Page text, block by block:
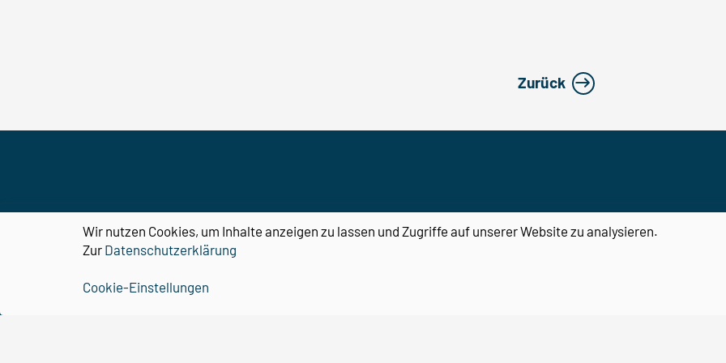
Zurück
CBBS
Forschung
Center for Behavioral Brain
Wir nutzen Cookies, um Inhalte anzeigen zu lassen und Zugriffe auf unserer Website zu analysieren.
Zur Datenschutzerklärung
Cookie-Einstellungen